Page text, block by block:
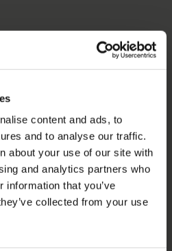
content and ads, to
and to analyse our traffic.
about your use of our site with
and analytics partners who
information that you’ve
collected from your use